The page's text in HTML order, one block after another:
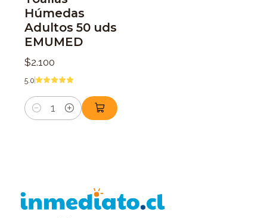
Húmedas
Adultos 50 uds
EMUMED
$2.100
5.0
Cantidad